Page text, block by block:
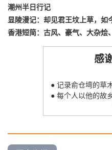
潮州半日行记
显陵漫记：却见君王坟上草，如
香港短简：古风、豪气、大杂烩
感
● 记录俞仓塆的草
● 每个人以他的故